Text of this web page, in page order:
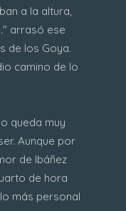
a la altura,
arrasó ese
de los Goya.
camino de lo
queda muy
Aunque por
de Ibáñez
de hora
más personal